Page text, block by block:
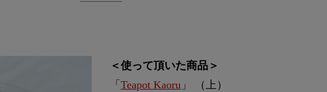
＜使って頂いた商品＞
「 Teapot Kaoru 」 （上）